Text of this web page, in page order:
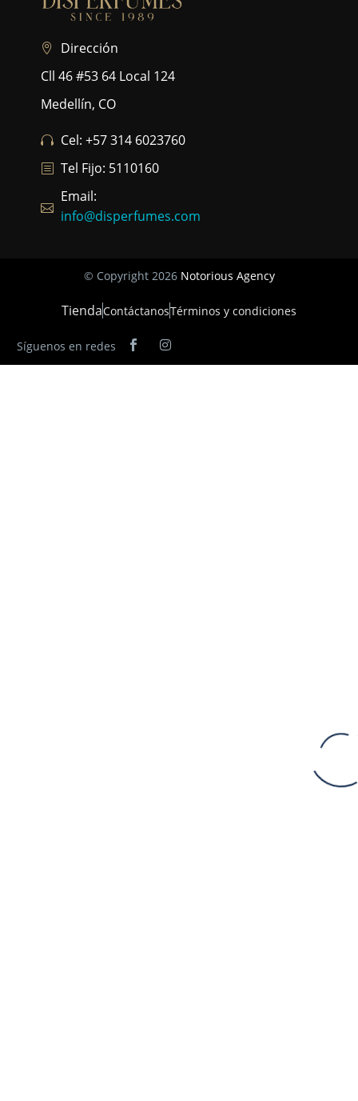
Dirección
Cll 46 #53 64 Local 124
Medellín, CO
Cel: +57 314 6023760
Tel Fijo: 5110160
Email:
info@disperfumes.com
© Copyright 2026 Notorious Agency
TiendaContáctanosTérminos y condiciones
Síguenos en redes